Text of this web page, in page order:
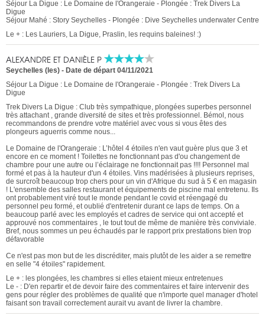
Séjour La Digue : Le Domaine de l'Orangeraie - Plongée : Trek Divers La
Digue
Séjour Mahé : Story Seychelles - Plongée : Dive Seychelles underwater Centre
Le + : Les Lauriers, La Digue, Praslin, les requins baleines! :)
ALEXANDRE ET DANIÈLE P
Seychelles (les) - Date de départ 04/11/2021
Séjour La Digue : Le Domaine de l'Orangeraie - Plongée : Trek Divers La
Digue
Trek Divers La Digue : Club très sympathique, plongées superbes personnel
très attachant , grande diversité de sites et très professionnel. Bémol, nous
recommandons de prendre votre matériel avec vous si vous êtes des
plongeurs aguerris comme nous...
Le Domaine de l'Orangeraie : L’hôtel 4 étoiles n'en vaut guère plus que 3 et
encore en ce moment ! Toilettes ne fonctionnant pas d'ou changement de
chambre pour une autre ou l’éclairage ne fonctionnait pas !!!! Personnel mal
formé et pas à la hauteur d'un 4 étoiles. Vins madérisées à plusieurs reprises,
de surcroît beaucoup trop chers pour un vin d'Afrique du sud à 5 € en magasin
! L'ensemble des salles restaurant et équipements de piscine mal entretenu. Ils
ont probablement viré tout le monde pendant le covid et réengagé du
personnel peu formé, et oublié d'entretenir durant ce laps de temps. On a
beaucoup parlé avec les employés et cadres de service qui ont accepté et
approuvé nos commentaires , le tout tout de même de manière très conviviale.
Bref, nous sommes un peu échaudés par le rapport prix prestations bien trop
défavorable
Ce n'est pas mon but de les discréditer, mais plutôt de les aider a se remettre
en selle "4 étoiles" rapidement.
Le + : les plongées, les chambres si elles etaient mieux entretenues
Le - : D'en repartir et de devoir faire des commentaires et faire intervenir des
gens pour régler des problèmes de qualité que n'importe quel manager d'hotel
faisant son travail correctement aurait vu avant de livrer la chambre.